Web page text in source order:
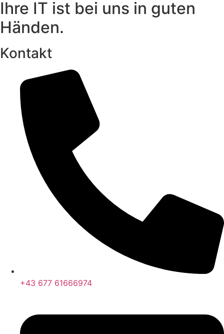
Ihre IT ist bei uns in guten
Händen.
Kontakt
+43 677 61666974